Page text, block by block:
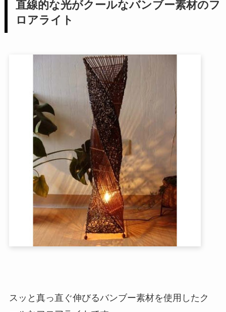
直線的な光がクールなバンブー素材のフ
ロアライト
スッと真っ直ぐ伸びるバンブー素材を使用したク